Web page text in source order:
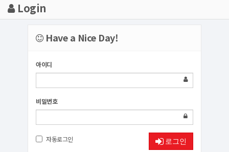
Login
Have a Nice Day!
아이디
비밀번호
자동로그인 로그인